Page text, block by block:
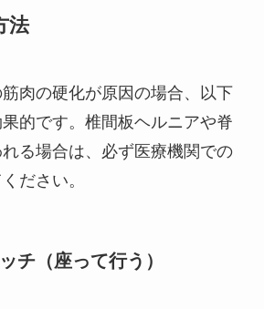
法
肉の硬化が原因の場合、以下
的です。椎間板ヘルニアや脊
る場合は、必ず医療機関での
ださい。
チ（座って行う）